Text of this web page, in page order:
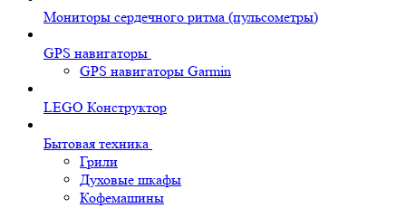
Мониторы сердечного ритма (пульсометры)
GPS навигаторы
GPS навигаторы Garmin
LEGO Конструктор
Бытовая техника
Грили
Духовые шкафы
Кофемашины